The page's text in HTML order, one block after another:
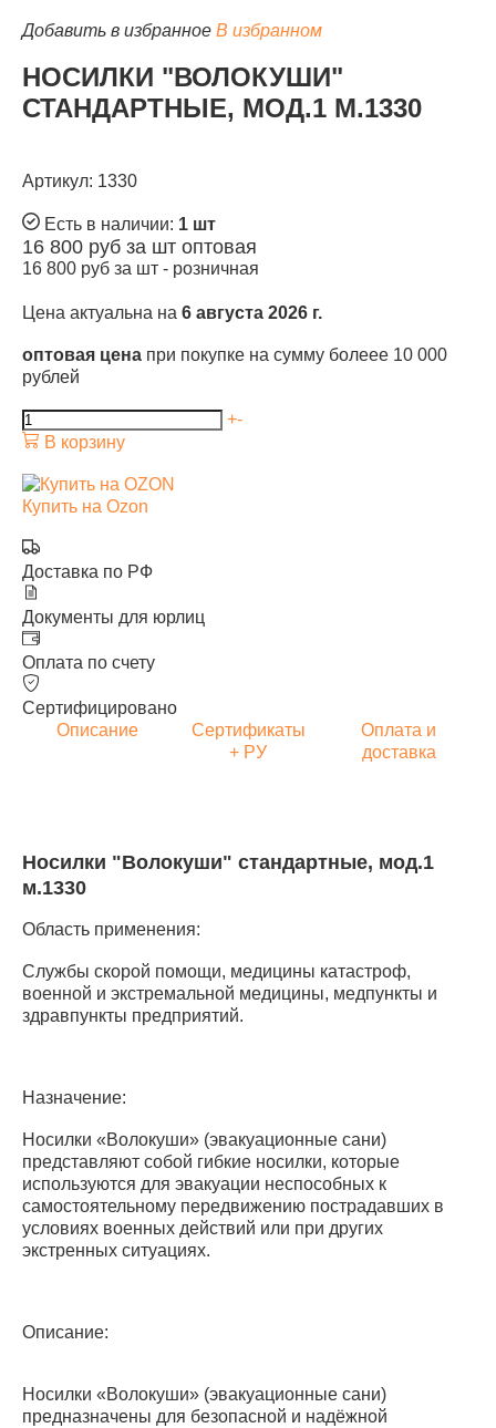
Добавить в избранное В избранном
НОСИЛКИ "ВОЛОКУШИ"
СТАНДАРТНЫЕ, МОД.1 М.1330
Артикул: 1330
Есть в наличии: 1 шт
16 800 руб за шт оптовая
16 800 руб за шт - розничная
Цена актуальна на 6 августа 2026 г.
оптовая цена при покупке на сумму болеее 10 000
рублей
+-
В корзину
Купить на Ozon
Доставка по РФ
Документы для юрлиц
Оплата по счету
Сертифицировано
Описание
Сертификаты
+ РУ
Оплата и
доставка
Носилки "Волокуши" стандартные, мод.1
м.1330
Область применения:
Службы скорой помощи, медицины катастроф,
военной и экстремальной медицины, медпункты и
здравпункты предприятий.
Назначение:
Носилки «Волокуши» (эвакуационные сани)
представляют собой гибкие носилки, которые
используются для эвакуации неспособных к
самостоятельному передвижению пострадавших в
условиях военных действий или при других
экстренных ситуациях.
Описание:
Носилки «Волокуши» (эвакуационные сани)
предназначены для безопасной и надёжной